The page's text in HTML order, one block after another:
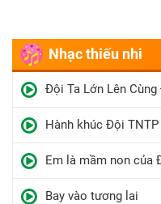
Nhạc thiếu nhi
Đội Ta Lớn Lên
Hành khúc Đội
Em là mầm non của
Bay vào tương lai